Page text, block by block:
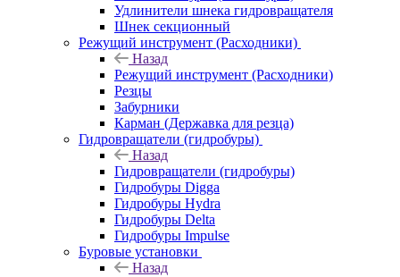
Удлинители шнека гидровращателя
Шнек секционный
Режущий инструмент (Расходники)
Назад
Режущий инструмент (Расходники)
Резцы
Забурники
Карман (Державка для резца)
Гидровращатели (гидробуры)
Назад
Гидровращатели (гидробуры)
Гидробуры Digga
Гидробуры Hydra
Гидробуры Delta
Гидробуры Impulse
Буровые установки
Назад